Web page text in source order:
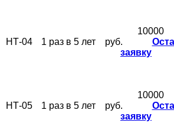
НТ-04 1 раз в 5 лет
10000
руб.
заявку
НТ-05 1 раз в 5 лет
10000
руб.
заявку